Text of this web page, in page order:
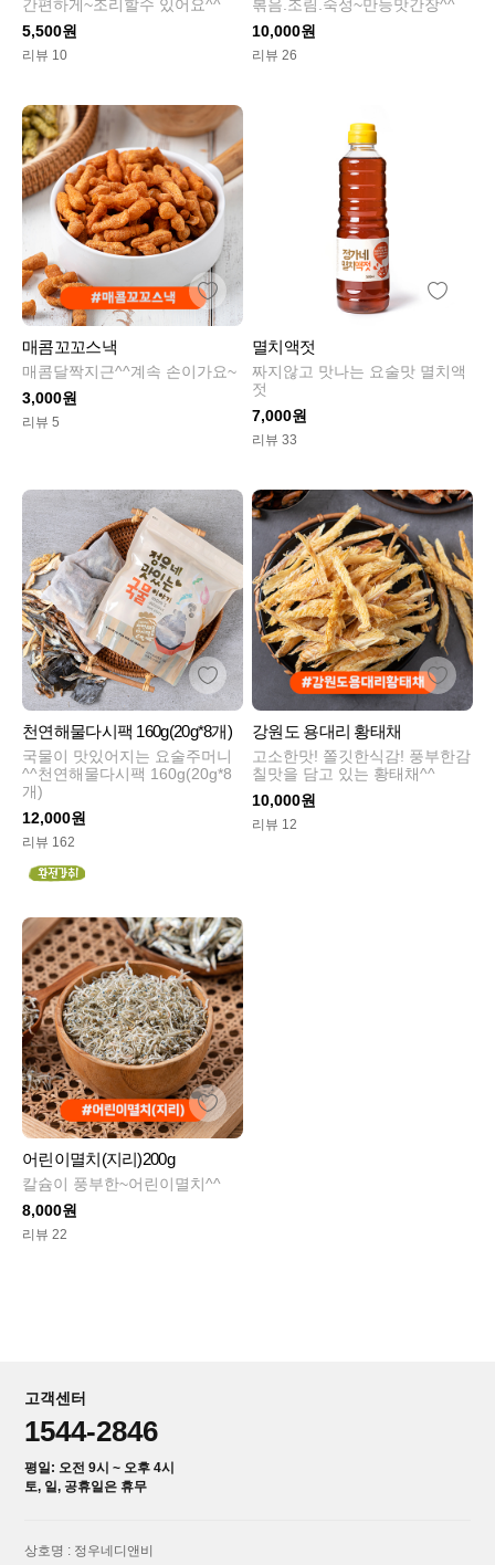
간편하게~조리할수 있어요^^
5,500원
리뷰 10
볶음.조림.숙성~만능맛간장^^
10,000원
리뷰 26
매콤꼬꼬스낵
매콤달짝지근^^계속 손이가요~
3,000원
리뷰 5
멸치액젓
짜지않고 맛나는 요술맛 멸치액
젓
7,000원
리뷰 33
천연해물다시팩 160g(20g*8개)
국물이 맛있어지는 요술주머니
^^천연해물다시팩 160g(20g*8
개)
12,000원
리뷰 162
강원도 용대리 황태채
고소한맛! 쫄깃한식감! 풍부한감
칠맛을 담고 있는 황태채^^
10,000원
리뷰 12
어린이멸치(지리)200g
칼슘이 풍부한~어린이멸치^^
8,000원
리뷰 22
고객센터
1544-2846
평일: 오전 9시 ~ 오후 4시
토, 일, 공휴일은 휴무
상호명 : 정우네디앤비